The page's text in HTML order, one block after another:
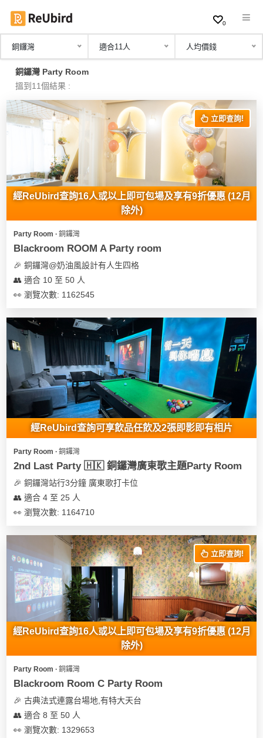
繁
中
EN
註
冊
服
務
及
產
品
類
Party
Room
會
特
色
蛋
糕
花
束
及
花
藝
品
場
地
動
類
Party
朋
友
聚
會
慶
祝
生
日
拍
拖
業/
公
司
活
動
動
攻
略
活
攻
略
計
劃
員
需
交
軟
時
間
神
0
銅鑼灣 適合11人 人均價錢
銅鑼灣 Party Room
搵到11個結果 :
立即查詢!
經ReUbird查詢16人或以上即可包場及享有9折優惠 (12月
除外)
Party Room ∙ 銅鑼灣
Blackroom ROOM A Party room
🎉 銅鑼灣@奶油風設計有人生四格
👥 適合 10 至 50 人
👀 瀏覽次數: 1162545
經ReUbird查詢可享飲品任飲及2張即影即有相片
Party Room ∙ 銅鑼灣
2nd Last Party 🇭🇰 銅鑼灣廣東歌主題Party Room
🎉 銅鑼灣站行3分鐘 廣東歌打卡位
👥 適合 4 至 25 人
👀 瀏覽次數: 1164710
立即查詢!
經ReUbird查詢16人或以上即可包場及享有9折優惠 (12月
除外)
Party Room ∙ 銅鑼灣
Blackroom Room C Party Room
🎉 古典法式連露台場地,有特大天台
👥 適合 8 至 50 人
👀 瀏覽次數: 1329653